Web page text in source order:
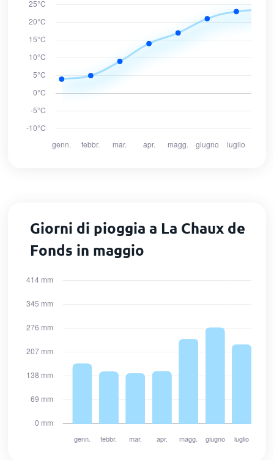
Giorni di pioggia a La Chaux de
Fonds in maggio